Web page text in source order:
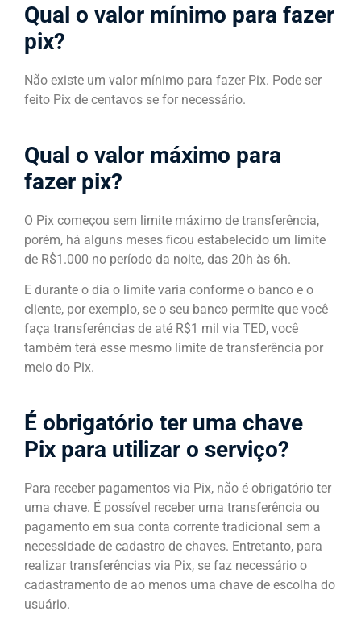
Qual o valor mínimo para fazer
pix?
Não existe um valor mínimo para fazer Pix. Pode ser
feito Pix de centavos se for necessário.
Qual o valor máximo para
fazer pix?
O Pix começou sem limite máximo de transferência,
porém, há alguns meses ficou estabelecido um limite
de R$1.000 no período da noite, das 20h às 6h.
E durante o dia o limite varia conforme o banco e o
cliente, por exemplo, se o seu banco permite que você
faça transferências de até R$1 mil via TED, você
também terá esse mesmo limite de transferência por
meio do Pix.
É obrigatório ter uma chave
Pix para utilizar o serviço?
Para receber pagamentos via Pix, não é obrigatório ter
uma chave. É possível receber uma transferência ou
pagamento em sua conta corrente tradicional sem a
necessidade de cadastro de chaves. Entretanto, para
realizar transferências via Pix, se faz necessário o
cadastramento de ao menos uma chave de escolha do
usuário.